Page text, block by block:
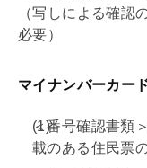
（写しによる確認
必要）
マイナンバーカー
＜番号確認書類
載のある住民票